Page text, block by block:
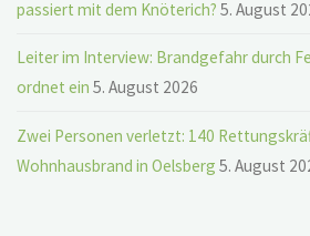
passiert mit dem Knöterich? 5. August
Leiter im Interview: Brandgefahr durch
ordnet ein 5. August 2026
Zwei Personen verletzt: 140
Wohnhausbrand in Oelsberg 5. August